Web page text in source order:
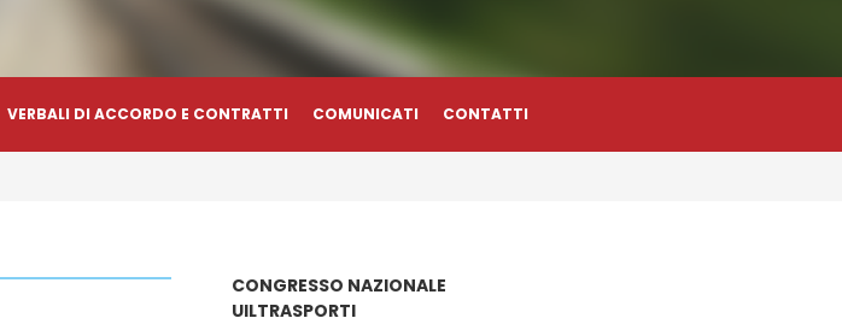
VERBALI DI ACCORDO E CONTRATTI COMUNICATI CONTATTI
CONGRESSO NAZIONALE
UILTRASPORTI